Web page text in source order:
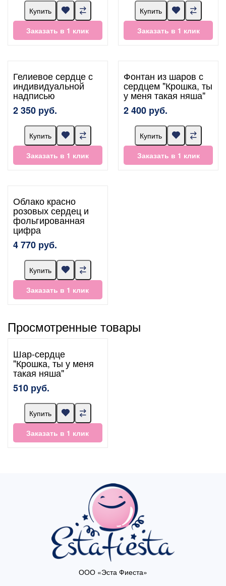
Купить
Заказать в 1 клик
Купить
Заказать в 1 клик
Гелиевое сердце с
индивидуальной
надписью
2 350 руб.
Купить
Заказать в 1 клик
Фонтан из шаров с
сердцем "Крошка, ты
у меня такая няша"
2 400 руб.
Купить
Заказать в 1 клик
Облако красно
розовых сердец и
фольгированная
цифра
4 770 руб.
Купить
Заказать в 1 клик
Просмотренные товары
Шар-сердце
"Крошка, ты у меня
такая няша"
510 руб.
Купить
Заказать в 1 клик
ООО «Эста Фиеста»